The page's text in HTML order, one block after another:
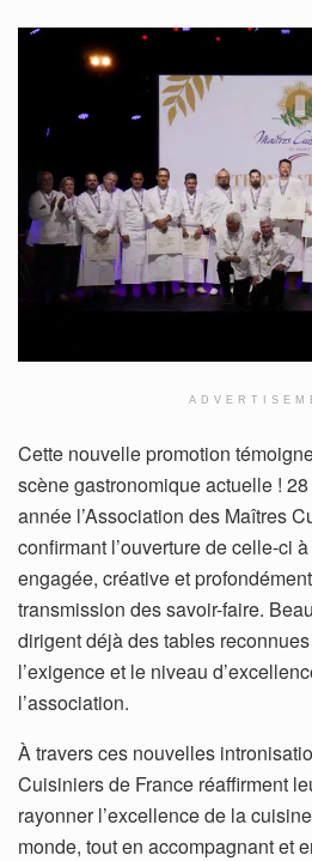
Cette nouvelle promotion
scène gastronomique actuelle !
année l’Association des Maîtres
confirmant l’ouverture de celle-ci
engagée, créative et
transmission des savoir-faire.
dirigent déjà des tables
l’exigence et le niveau
l’association.
À travers ces nouvelles
Cuisiniers de France réaffirment
rayonner l’excellence de la
monde, tout en accompagnant et